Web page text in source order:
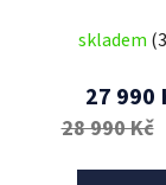
skladem
27 990
28 990 Kč